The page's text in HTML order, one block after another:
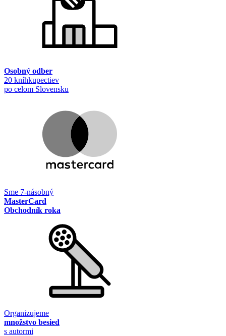
Osobný odber
20 kníhkupectiev
po celom Slovensku
Sme 7-násobný
MasterCard
Obchodník roka
Organizujeme
množstvo besied
s autormi